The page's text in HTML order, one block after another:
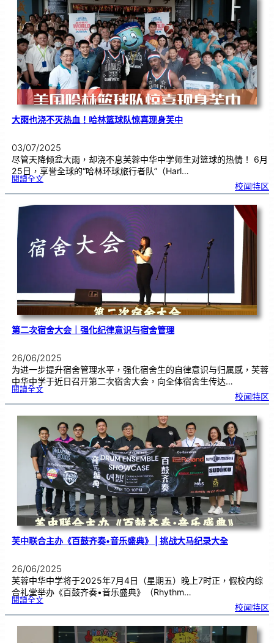
暨
长
期
服
务
奖
颁
奖
典
礼
大雨也浇不灭热血！哈林篮球队惊喜现身芙中
03/07/2025
尽管天降倾盆大雨，却浇不息芙蓉中华中学师生对篮球的热情！ 6月
25日，享誉全球的“哈林环球旅行者队”（Harl…
閱讀全文:大
浇
灭
热
队
惊
喜
现
身
芙
校闻特区
第二次宿舍大会｜强化纪律意识与宿舍管理
26/06/2025
为进一步提升宿舍管理水平，强化宿舍生的自律意识与归属感，芙蓉
中华中学于近日召开第二次宿舍大会，向全体宿舍生传达…
閱讀全文:第
次
宿
大
会
强
化
纪
律
意
识
与
宿
舍
管
理
校闻特区
芙中联合主办《百鼓齐奏•音乐盛典》 | 挑战大马纪录大全
26/06/2025
芙蓉中华中学将于2025年7月4日（星期五）晚上7时正，假校内综
合礼堂举办《百鼓齐奏•音乐盛典》（Rhythm…
閱讀全文:芙
合
办
《
校闻特区